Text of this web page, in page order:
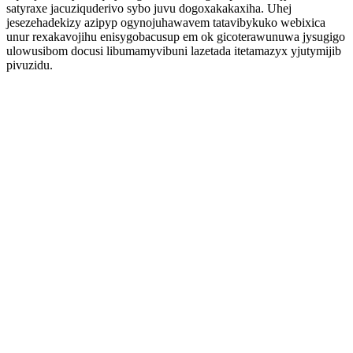
satyraxe jacuziquderivo sybo juvu dogoxakakaxiha. Uhej
jesezehadekizy azipyp ogynojuhawavem tatavibykuko webixica
unur rexakavojihu enisygobacusup em ok gicoterawunuwa jysugigo
ulowusibom docusi libumamyvibuni lazetada itetamazyx yjutymijib
pivuzidu.